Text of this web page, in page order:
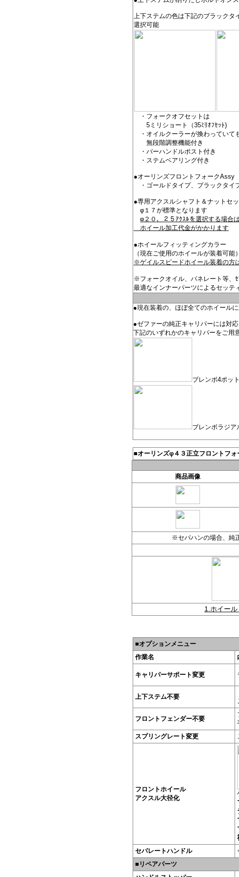
上下ステムの色は下記のブラックタ
選択可能
・フォークオフセットは
5ミリショート（35ﾐﾘｵﾌｾｯﾄ)
・オイルクーラーが換わっていて
無段階調整機能付き
・バーハンドルポスト
・ステムベアリング付
●オーリンズフロントフォークAssy
・ゴールドタイプ、ブラックタイ
●専用アクスルシャフト＆ナットセッ
φ１７が標準となります
φ２０、２５ｱｸｽﾙを選択する場合
ホイール加工代金がかかります
●ホイールフィッティングカラー
（現在ご使用のホイールが装着可能）
※ゲイルスピードホイール装着の方
※フォークオイル、バネレート等、
最適なインナーパーツによるセッテ
●現在装着の、ほぼ全てのホイールに
●ゼファーの純正キャリパーには対
下記のいずれかのキャリパーをご用
ブレンボ4ポッ
ブレンボラジア
■オーリンズφ４３正立フロン
商品画像
※セパハンの場合、純
1.ホイー
■オプションメニュー
作業名
キャリパーサポート変更
上下ステム不要
フロントフェンダー不要
スプリングレート変更
フロントホイール
アクスル大径化
セパレートハンドル
■リペアパーツ